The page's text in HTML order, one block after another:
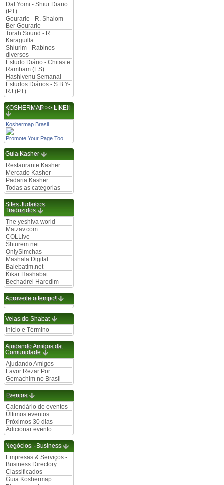
Daf Yomi - Shiur Diario
(PT)
Gourarie - R. Shalom
Ber Gourarie
Torah Sound - R.
Karaguilla
Shiurim - Rabinos
diversos
Estudo Diário - Chitas e
Rambam (ES)
Hashivenu Semanal
Estudos Diários - S.B.Y-
RJ (PT)
KOSHERMAP >> LIKE!!
Koshermap Brasil
Promote Your Page Too
Guia Kasher
Restaurante Kasher
Mercado Kasher
Padaria Kasher
Todas as categorias
Sites Judaicos
Traduzidos
The yeshiva world
Matzav.com
COLLive
Shturem.net
OnlySimchas
Mashala Digital
Balebatim.net
Kikar Hashabat
Bechadrei Haredim
Aproveite o tempo!
Velas de Shabat
Início e Término
Ajudando Amigos da
Comunidade
Ajudando Amigos
Favor Rezar Por...
Gemachim no Brasil
Eventos
Calendário de eventos
Últimos eventos
Próximos 30 dias
Adicionar evento
Negócios - Business
Empresas & Serviços -
Business Directory
Classificados
Guia Koshermap